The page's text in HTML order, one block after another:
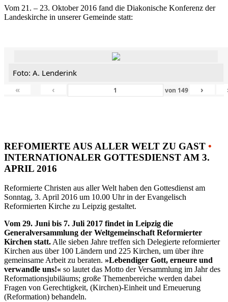
Vom 21. – 23. Oktober 2016 fand die Diakonische Konferenz der
Landeskirche in unserer Gemeinde statt:
Foto: A. Lenderink
«
‹ von 149 ›
REFOMIERTE AUS ALLER WELT ZU GAST •
INTERNATIONALER GOTTESDIENST AM 3.
APRIL 2016
Reformierte Christen aus aller Welt haben den Gottesdienst am
Sonntag, 3. April 2016 um 10.00 Uhr in der Evangelisch
Reformierten Kirche zu Leipzig gestaltet.
Vom 29. Juni bis 7. Juli 2017 findet in Leipzig die
Generalversammlung der Weltgemeinschaft Reformierter
Kirchen statt.Alle sieben Jahre treffen sich Delegierte reformierter
Kirchen aus über 100 Ländern und 225 Kirchen, um über ihre
gemeinsame Arbeit zu beraten. »Lebendiger Gott, erneure und
verwandle uns!« so lautet das Motto der Versammlung im Jahr des
Reformationsjubiläums; große Themenbereiche werden dabei
Fragen von Gerechtigkeit, (Kirchen)-Einheit und Erneuerung
(Reformation) behandeln.